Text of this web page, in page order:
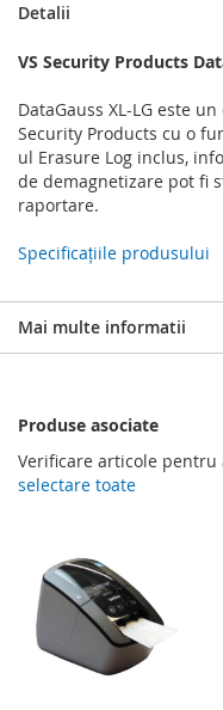
Detalii
VS Security Products
DataGauss XL-LG este
Security Products cu o
ul Erasure Log inclus,
de demagnetizare pot fi
raportare.
Specificațiile produsului
Mai multe informatii
Produse asociate
Verificare articole pentru
selectare toate